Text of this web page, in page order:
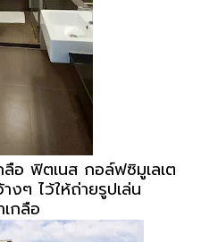
ลือ ฟิตเนส กอล์ฟซิมูเลเต
งๆ ไว้ให้ถ่ายรูปเล่น
เกลือ